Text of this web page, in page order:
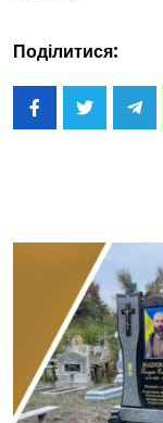
Поділитися: